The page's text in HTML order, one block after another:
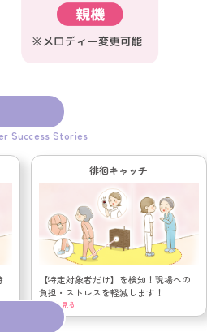
Success Stories
徘徊キャッチ
【特定対象者だけ】を検知！現場への
負担・ストレスを軽減します！
もっと見る